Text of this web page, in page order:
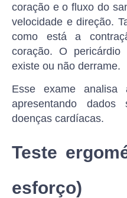
coração e o fluxo do
velocidade e direção.
como está a
coração. O
existe ou não derrame.
Esse exame analisa
apresentando
doenças cardíacas.
Teste
esforço)